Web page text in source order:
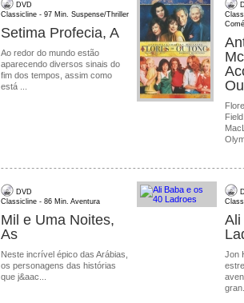
DVD
Classicline - 97 Min. Suspense/Thriller
Setima Profecia, A
Ao redor do mundo estão
aparecendo diversos sinais do
fim dos tempos, assim como
está ...
DVD
Classicline - 86 Min. Aventura
Mil e Uma Noites,
As
Neste incrível épico das Arábias,
os personagens das histórias
que j&aac...
Ali
Jon